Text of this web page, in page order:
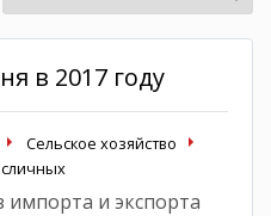
в 2017 году
Сельское хозяйство
импорта и экспорта